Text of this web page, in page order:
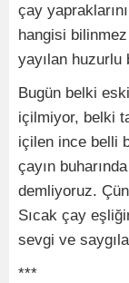
çay
hangisi
yayılan huzurlu
Bugün belki
içilmiyor, belki
içilen ince belli
çayın
demliyoruz.
Sıcak çay
sevgi ve
***